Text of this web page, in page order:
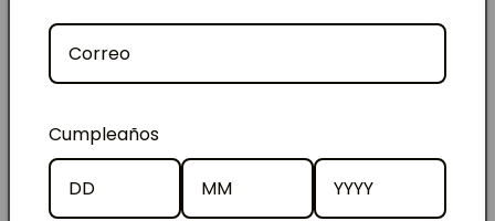
Camellia en la Radio, (en radio
contadores, fue con programa propio,
una taza y un tema por un año)
Cumpleaños